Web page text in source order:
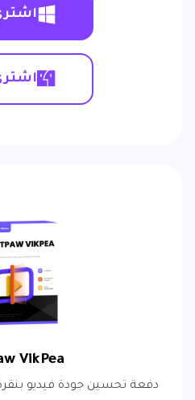
VikPea
دفعة تحسين جودة فيديو